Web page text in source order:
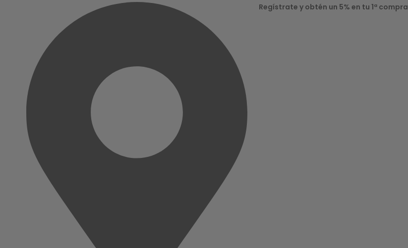
Regístrate y obtén un 5% en tu 1ª compra